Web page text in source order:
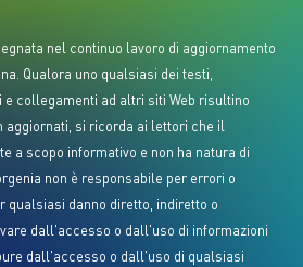
nel continuo lavoro di aggiornamento
Qualora uno qualsiasi dei testi,
collegamenti ad altri siti Web risultino
aggiornati, si ricorda ai lettori che il
a scopo informativo e non ha natura di
non è responsabile per errori o
qualsiasi danno diretto, indiretto o
dall'accesso o dall'uso di informazioni
dall'accesso o dall'uso di qualsiasi